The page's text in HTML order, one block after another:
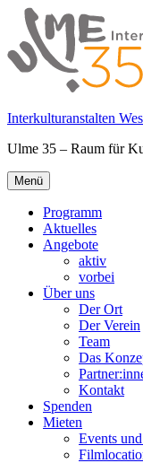
Springe
zum
Inhalt
Interkulturanstalten
Ulme 35 – Raum für
Primäres
Menü
Menü
Programm
Aktuelles
Angebote
aktiv
vorbei
Über uns
Der Ort
Der Verein
Team
Das
Kontakt
Spenden
Mieten
Events